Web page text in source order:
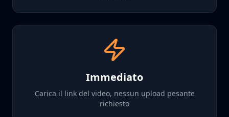
Immediato
Carica il link del video, nessun upload pesante
richiesto